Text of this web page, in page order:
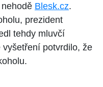
Blesk.cz.
prezident
tehdy mluvčí
potvrdilo, že